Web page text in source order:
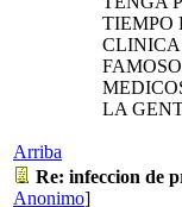
TIEMPO
CLINICA
LA
Arriba
Re: infeccion de
Anonimo]